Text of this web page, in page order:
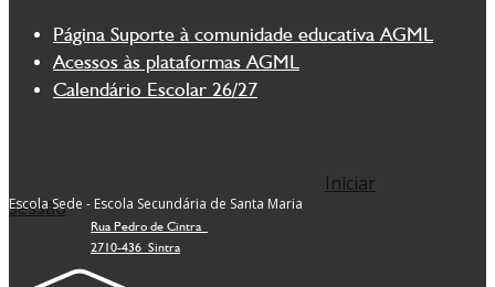
Página Suporte à comunidade educativa AGML
Acessos às plataformas AGML
Calendário Escolar 26/27
Iniciar
sessão
Escola Sede - Escola Secundária de Santa Maria
Rua Pedro de Cintra
2710-436 Sintra